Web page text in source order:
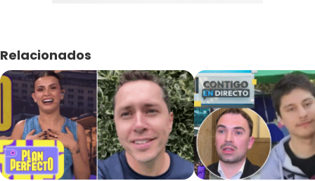
Relacionados